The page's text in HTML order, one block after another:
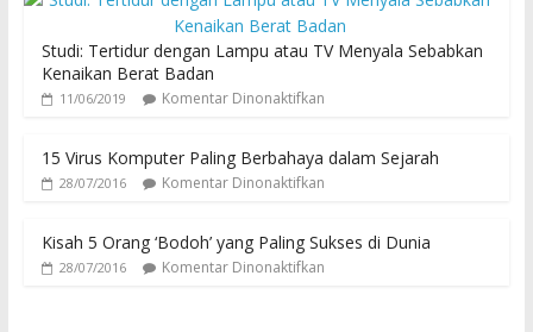
Studi: Tertidur dengan Lampu atau TV Menyala Sebabkan
Kenaikan Berat Badan
11/06/2019 Komentar Dinonaktifkan
15 Virus Komputer Paling Berbahaya dalam Sejarah
28/07/2016 Komentar Dinonaktifkan
Kisah 5 Orang ‘Bodoh’ yang Paling Sukses di Dunia
28/07/2016 Komentar Dinonaktifkan